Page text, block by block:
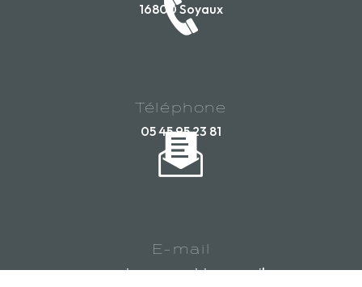
16800 Soyaux
Téléphone
05 45 95 23 81
E-mail
carrosserieangoumoisine@gmail.com